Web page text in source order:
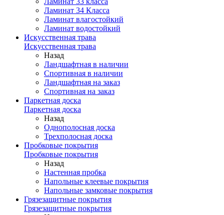
Ламинат 34 Класса
Ламинат влагостойкий
Ламинат водостойкий
Искусственная трава
Искусственная трава
Назад
Ландшафтная в наличии
Спортивная в наличии
Ландшафтная на заказ
Спортивная на заказ
Паркетная доска
Паркетная доска
Назад
Однополосная доска
Трехполосная доска
Пробковые покрытия
Пробковые покрытия
Назад
Настенная пробка
Напольные клеевые покрытия
Напольные замковые покрытия
Грязезащитные покрытия
Грязезащитные покрытия